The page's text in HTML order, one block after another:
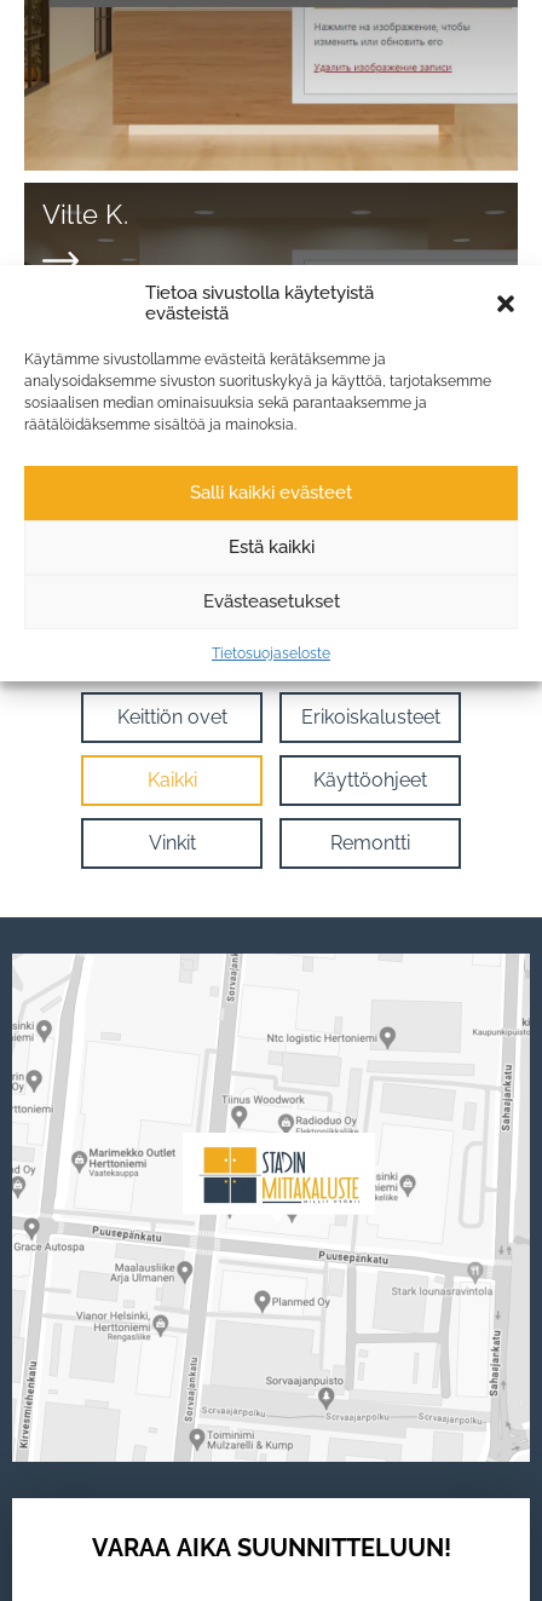
Tietoa sivustolla käytetyistä
evästeistä
Käytämme sivustollamme evästeitä kerätäksemme ja
analysoidaksemme sivuston suorituskykyä ja käyttöä, tarjotaksemme
sosiaalisen median ominaisuuksia sekä parantaaksemme ja
räätälöidäksemme sisältöä ja mainoksia.
Salli kaikki evästeet
Estä kaikki
Evästeasetukset
Tietosuojaseloste
Ville K.
Keittiön ovet Erikoiskalusteet
Kaikki Käyttöohjeet
Vinkit Remontti
VARAA AIKA SUUNNITTELUUN!